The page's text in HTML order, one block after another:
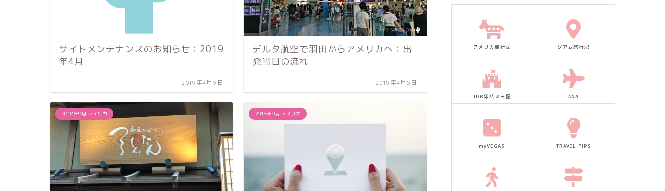
サイトメンテナンスのお知らせ：2019
年4月
2019年4月9日
デルタ航空で羽田からアメリカへ：出
発当日の流れ
2019年4月5日
2018年9月 アメリカ 2018年9月 アメリカ
アメリカ旅行記 グアム旅行記
TDR年パス日記 ANA
myVEGAS TRAVEL TIPS